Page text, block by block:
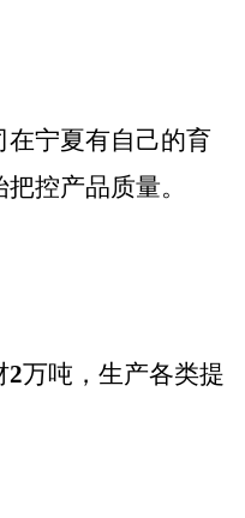
在宁夏有自己的育
控产品质量。
2万吨，生产各类提